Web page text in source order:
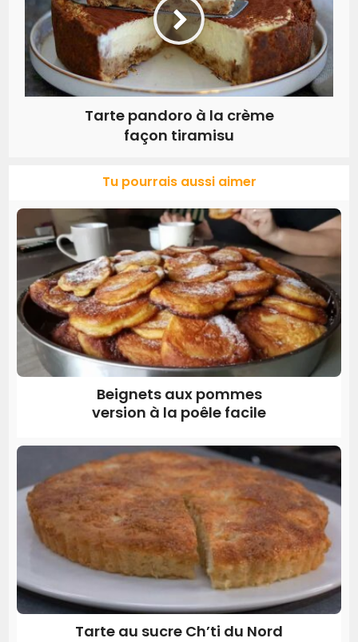
Tarte pandoro à la crème
façon tiramisu
Tu pourrais aussi aimer
Beignets aux pommes
version à la poêle facile
Tarte au sucre Ch’ti du Nord